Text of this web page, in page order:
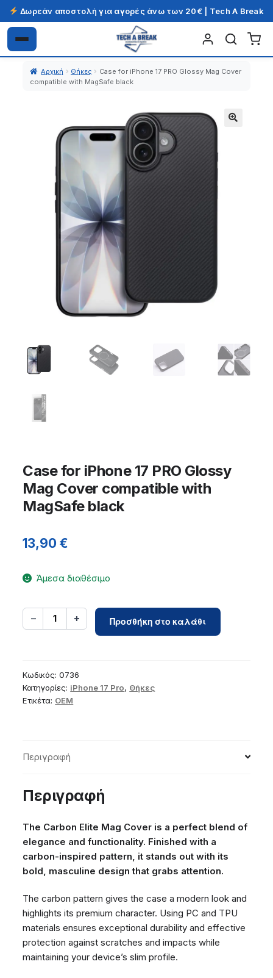
Δωρεάν αποστολή για αγορές άνω των 20€ | Tech A Break
Απευθείας
μετάβαση
πλοήγηση
Μετάβαση
σε
περιεχόμενο
Αρχική Θήκες
Case for iPhone 17 PRO Glossy Mag Cover
compatible with MagSafe black
Case for iPhone 17 PRO Glossy
Mag Cover compatible with
MagSafe black
13,90€
Άμεσα διαθέσιμο
− 1 +
Case
for
Glossy
ποσότητα
Προσθήκη στο καλάθι
Κωδικός:0736
Κατηγορίες: iPhone 17 Pro, Θήκες
Ετικέτα: OEM
Περιγραφή
Περιγραφή
The Carbon Elite Mag Cover is a perfect blend of
elegance and functionality. Finished with a
carbon-inspired pattern, it stands out with its
bold, masculine design that grabs attention.
The carbon pattern gives the case a modern look and
highlights its premium character. Using PC and TPU
materials ensures exceptional durability and effective
protection against scratches and impacts while
maintaining your device’s slim profile.